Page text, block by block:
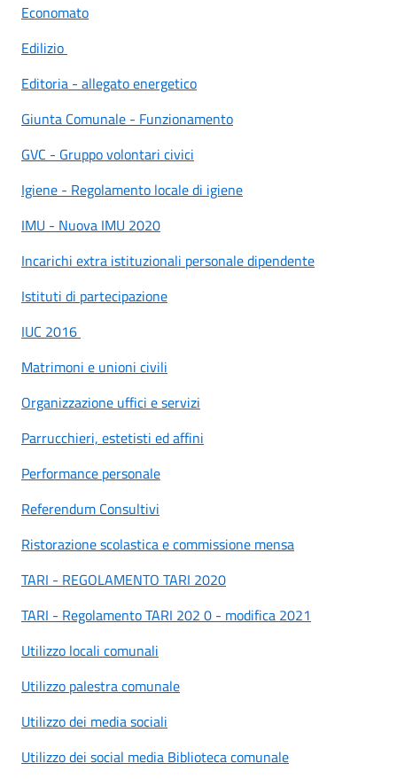
Economato
Edilizio
Editoria - allegato energetico
Giunta Comunale - Funzionamento
GVC - Gruppo volontari civici
Igiene - Regolamento locale di igiene
IMU - Nuova IMU 2020
Incarichi extra istituzionali personale dipendente
Istituti di partecipazione
IUC 2016
Matrimoni e unioni civili
Organizzazione uffici e servizi
Parrucchieri, estetisti ed affini
Performance personale
Referendum Consultivi
Ristorazione scolastica e commissione mensa
TARI - REGOLAMENTO TARI 2020
TARI - Regolamento TARI 202 0 - modifica 2021
Utilizzo locali comunali
Utilizzo palestra comunale
Utilizzo dei media sociali
Utilizzo dei social media Biblioteca comunale